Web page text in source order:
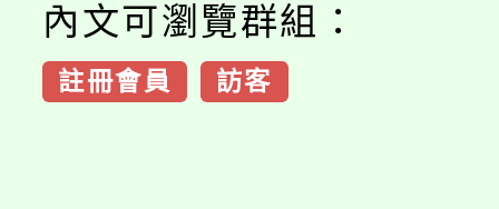
內文可瀏覽群組：
註冊會員 訪客